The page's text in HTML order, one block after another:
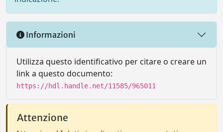
Informazioni
Utilizza questo identificativo per citare o creare un
link a questo documento:
https://hdl.handle.net/11585/965011
Attenzione